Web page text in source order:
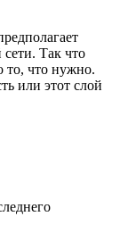
сети. Так что
то, что нужно.
или этот слой